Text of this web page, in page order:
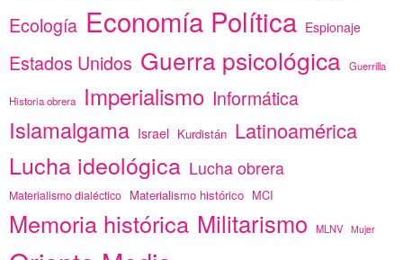
Ecología Economía Política Espionaje
Estados Unidos Guerra psicológica Guerrilla
Historia obrera Imperialismo Informática
Islamalgama Israel Kurdistán Latinoamérica
Lucha ideológica Lucha obrera
Materialismo dialéctico Materialismo histórico MCI
Memoria histórica Militarismo MLNV Mujer